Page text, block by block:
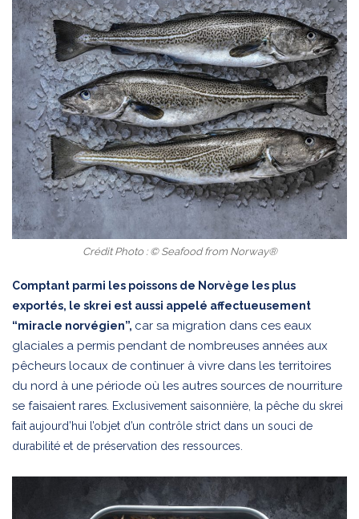
Crédit Photo : © Seafood from Norway®
Comptant parmi les poissons de Norvège les plus
exportés, le skrei est aussi appelé affectueusement
“miracle norvégien”, car sa migration dans ces eaux
glaciales a permis pendant de nombreuses années aux
pêcheurs locaux de continuer à vivre dans les territoires
du nord à une période où les autres sources de nourriture
se faisaient rares. Exclusivement saisonnière, la pêche du skrei
fait aujourd’hui l’objet d’un contrôle strict dans un souci de
durabilité et de préservation des ressources.